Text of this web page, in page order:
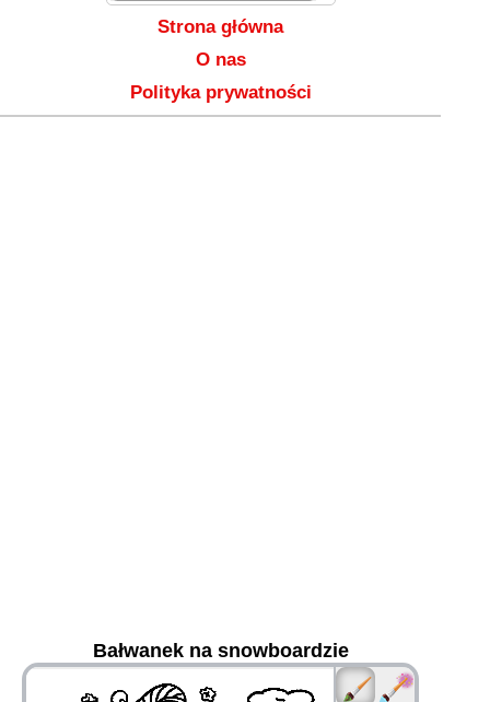
Strona główna
O nas
Polityka prywatności
Bałwanek na snowboardzie